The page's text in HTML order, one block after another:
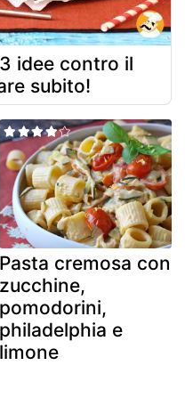
idee contro il
subito!
Pasta cremosa con
zucchine,
pomodorini,
philadelphia e
limone